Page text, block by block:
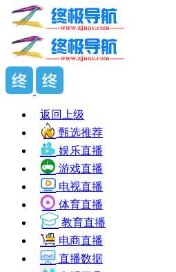
返回上级
甄选推荐
娱乐直播
游戏直播
电视直播
体育直播
教育直播
电商直播
直播数据